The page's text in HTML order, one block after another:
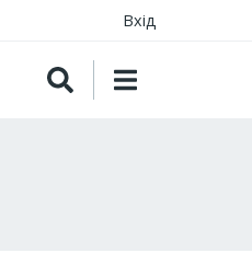
Вхід